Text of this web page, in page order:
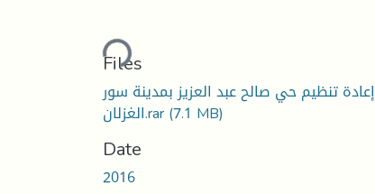
Loading...
Files
إعادة تنظيم حي صالح عبد العزيز بمدينة سور
الغزلان.rar(7.1 MB)
Date
2016